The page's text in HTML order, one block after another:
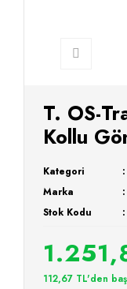
T. OS-
Kollu
Kategori
Marka
Stok Kodu
112,67 TL'den